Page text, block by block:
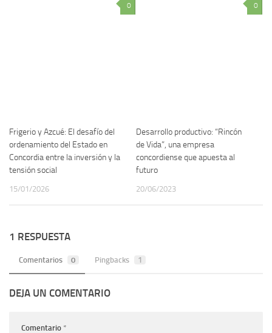
0
Frigerio y Azcué: El desafío del
ordenamiento del Estado en
Concordia entre la inversión y la
tensión social
15/01/2026
0
Desarrollo productivo: “Rincón
de Vida”, una empresa
concordiense que apuesta al
futuro
20/06/2023
1 RESPUESTA
Comentarios 0 Pingbacks 1
DEJA UN COMENTARIO
Comentario *